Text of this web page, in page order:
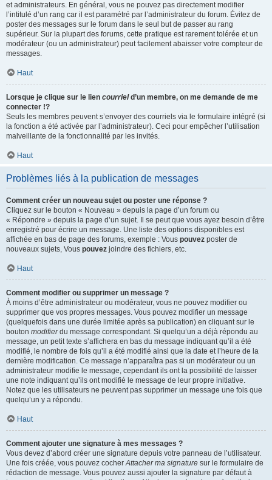
et administrateurs. En général, vous ne pouvez pas directement modifier
l’intitulé d’un rang car il est paramétré par l’administrateur du forum. Évitez de
poster des messages sur le forum dans le seul but de passer au rang
supérieur. Sur la plupart des forums, cette pratique est rarement tolérée et un
modérateur (ou un administrateur) peut facilement abaisser votre compteur de
messages.
Haut
Lorsque je clique sur le lien courrield’un membre, on me demande de me
connecter !?
Seuls les membres peuvent s’envoyer des courriels via le formulaire intégré (si
la fonction a été activée par l’administrateur). Ceci pour empêcher l’utilisation
malveillante de la fonctionnalité par les invités.
Haut
Problèmes liés à la publication de messages
Comment créer un nouveau sujet ou poster une réponse ?
Cliquez sur le bouton « Nouveau » depuis la page d’un forum ou
« Répondre » depuis la page d’un sujet. Il se peut que vous ayez besoin d’être
enregistré pour écrire un message. Une liste des options disponibles est
affichée en bas de page des forums, exemple : Vous pouvez poster de
nouveaux sujets, Vous pouvez joindre des fichiers, etc.
Haut
Comment modifier ou supprimer un message ?
À moins d’être administrateur ou modérateur, vous ne pouvez modifier ou
supprimer que vos propres messages. Vous pouvez modifier un message
(quelquefois dans une durée limitée après sa publication) en cliquant sur le
bouton modifierdu message correspondant. Si quelqu’un a déjà répondu au
message, un petit texte s’affichera en bas du message indiquant qu’il a été
modifié, le nombre de fois qu’il a été modifié ainsi que la date et l’heure de la
dernière modification. Ce message n’apparaîtra pas si un modérateur ou un
administrateur modifie le message, cependant ils ont la possibilité de laisser
une note indiquant qu’ils ont modifié le message de leur propre initiative.
Notez que les utilisateurs ne peuvent pas supprimer un message une fois que
quelqu’un y a répondu.
Haut
Comment ajouter une signature à mes messages ?
Vous devez d’abord créer une signature depuis votre panneau de l’utilisateur.
Une fois créée, vous pouvez cocherAttacher ma signature sur le formulaire de
rédaction de message. Vous pouvez aussi ajouter la signature par défaut à